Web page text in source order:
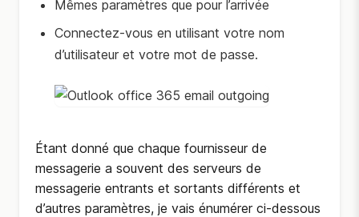
Mêmes paramètres que pour l’arrivée
Connectez-vous en utilisant votre nom
d’utilisateur et votre mot de passe.
Étant donné que chaque fournisseur de
messagerie a souvent des serveurs de
messagerie entrants et sortants différents et
d’autres paramètres, je vais énumérer ci-dessous